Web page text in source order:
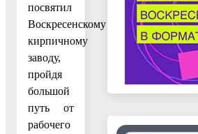
посвятил
Воскресенскому
кирпичному
заводу,
пройдя
большой
путь от
рабочего